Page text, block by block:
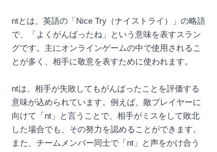
ntとは、英語の「Nice Try（ナイストライ）」の略語
で、「よくがんばったね」という意味を表すスラン
グです。主にオンラインゲームの中で使用されるこ
とが多く、相手に敬意を表すために使われます。
ntは、相手が失敗してもがんばったことを評価する
意味が込められています。例えば、敵プレイヤーに
向けて「nt」と言うことで、相手がミスをして敗北
した場合でも、その努力を認めることができます。
また、チームメンバー同士で「nt」と声をかけ合う